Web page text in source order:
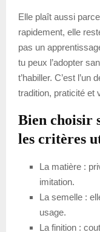
Elle plaît aussi
rapidement, elle
pas un
tu peux l’adopter
t’habiller. C’est
tradition, praticité et
Bien choisir
les critères
La matière :
imitation.
La semelle :
usage.
La finition :